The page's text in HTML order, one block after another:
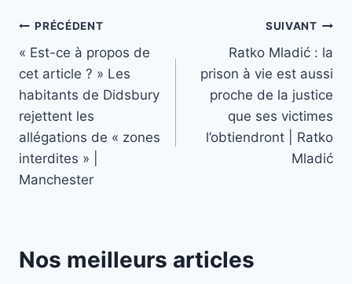
Navigation
de
l’article
PRÉCÉDENT
« Est-ce à propos de
cet article ? » Les
habitants de Didsbury
rejettent les
allégations de « zones
interdites » |
Manchester
SUIVANT
Ratko Mladić : la
prison à vie est aussi
proche de la justice
que ses victimes
l’obtiendront | Ratko
Mladić
Nos meilleurs articles